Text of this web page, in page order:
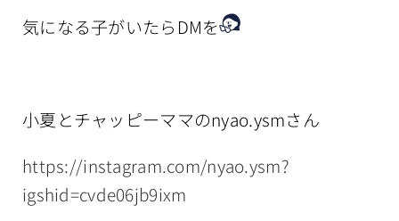
気になる子がいたらDMを
小夏とチャッピーママのnyao.ysmさん
https://instagram.com/nyao.ysm?
igshid=cvde06jb9ixm